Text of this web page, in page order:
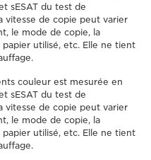
sESAT du test de
vitesse de copie peut varier
le mode de copie, la
utilisé, etc. Elle ne tient
couleur est mesurée en
sESAT du test de
vitesse de copie peut varier
le mode de copie, la
utilisé, etc. Elle ne tient